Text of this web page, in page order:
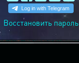
Восстановить пароль